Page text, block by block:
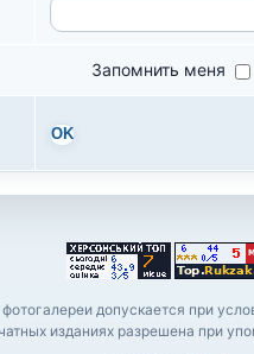
Запомнить меня
OK
допускается при
изданиях разрешена при